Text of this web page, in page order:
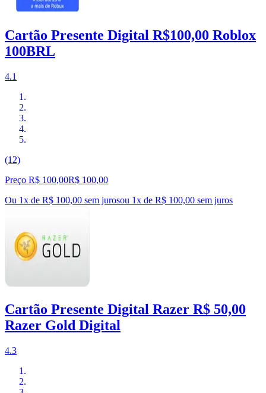
Cartão Presente Digital R$100,00 Roblox
100BRL
4.1
(12)
Preço R$ 100,00R$ 100,00
Ou 1x de R$ 100,00 sem jurosou 1x de R$ 100,00 sem juros
Cartão Presente Digital Razer R$ 50,00
Razer Gold Digital
4.3